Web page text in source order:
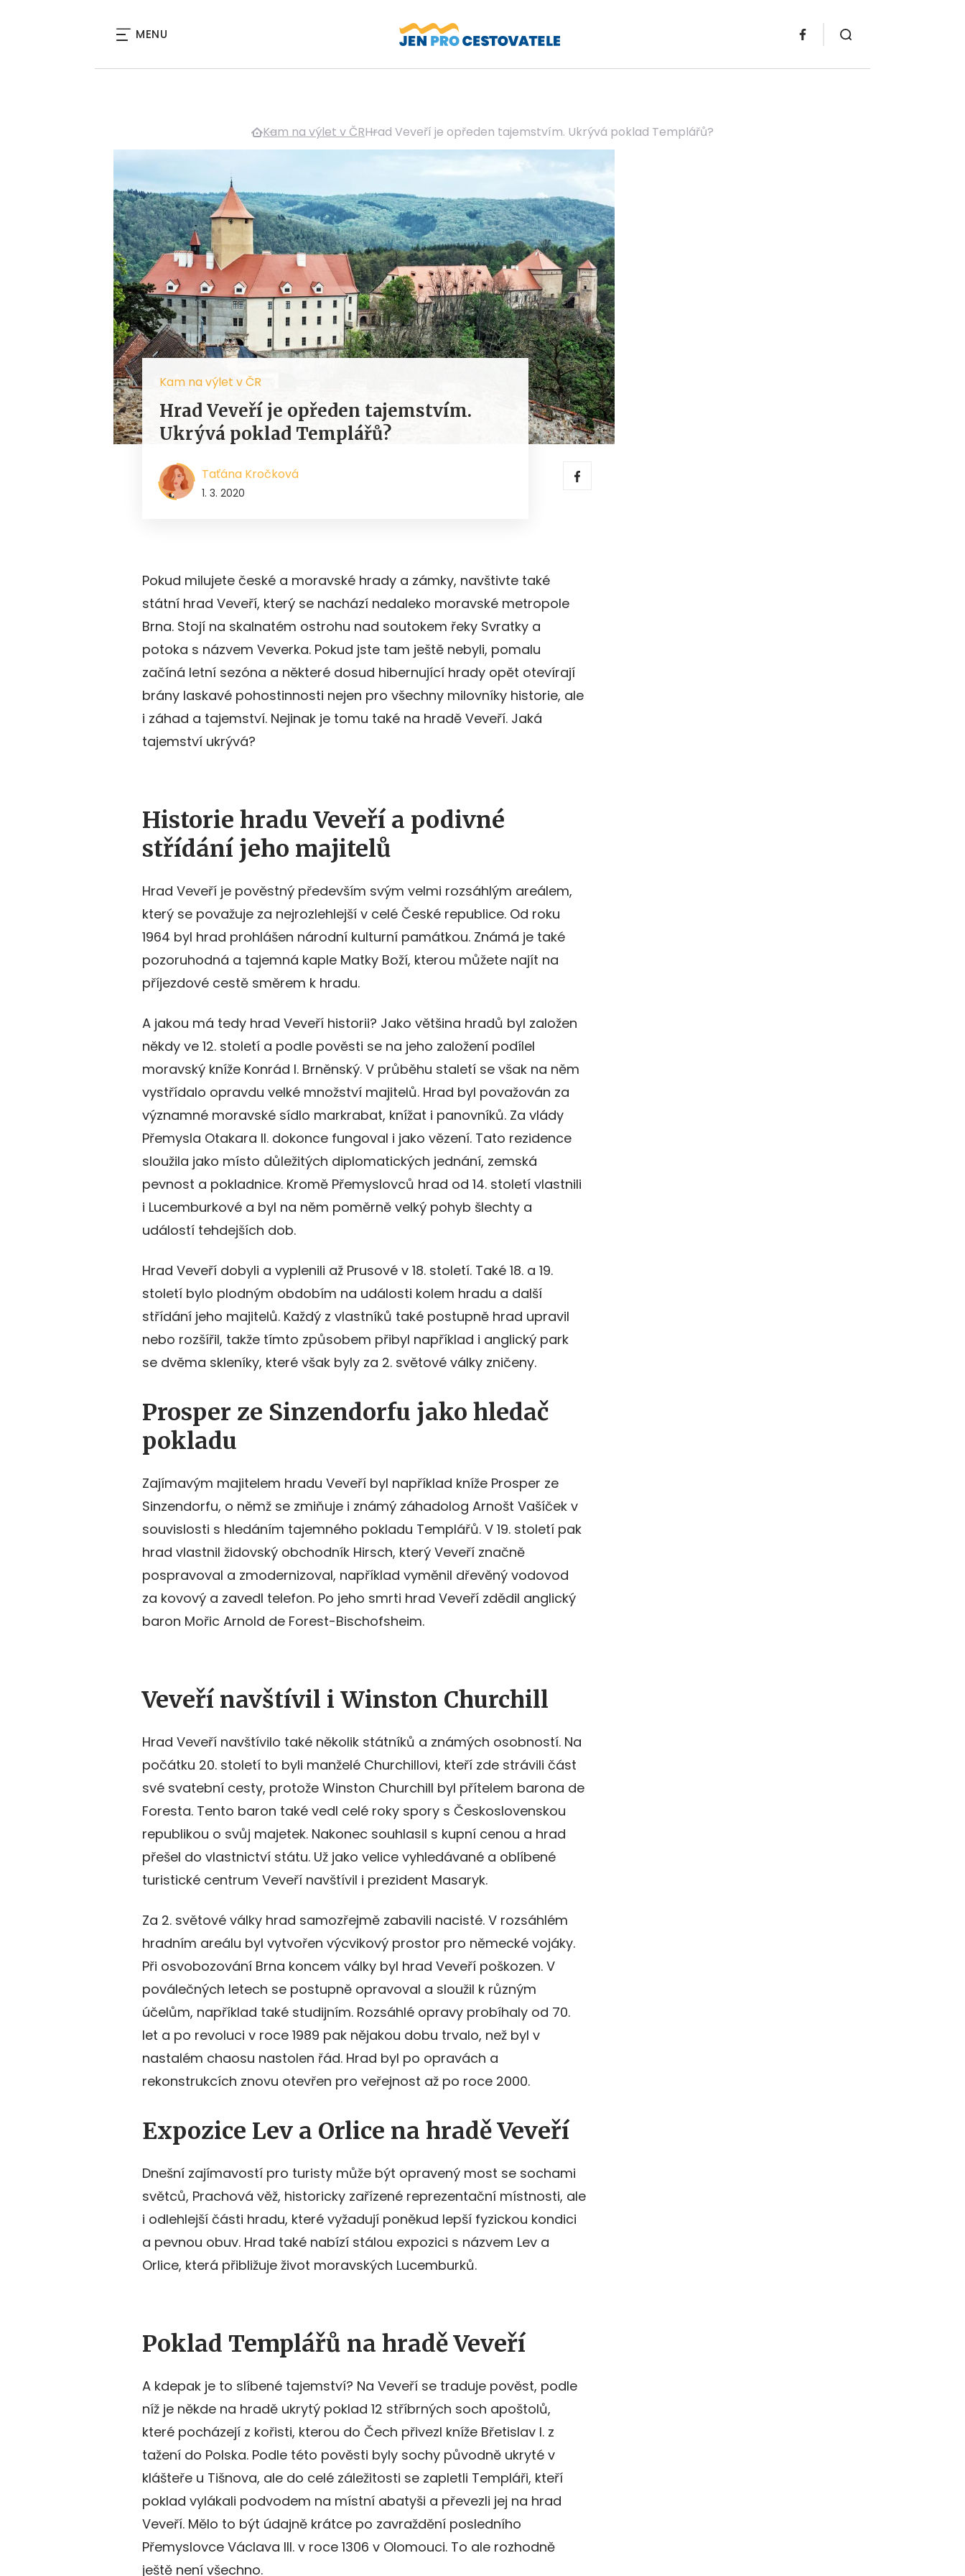
MENU
Kam na výlet v ČRHrad Veveří je opředen tajemstvím. Ukrývá poklad Templářů?
Kam na výlet v ČR
Hrad Veveří je opředen tajemstvím.
Ukrývá poklad Templářů?
Taťána Kročková
1. 3. 2020
Pokud milujete české a moravské hrady a zámky, navštivte také
státní hrad Veveří, který se nachází nedaleko moravské metropole
Brna. Stojí na skalnatém ostrohu nad soutokem řeky Svratky a
potoka s názvem Veverka. Pokud jste tam ještě nebyli, pomalu
začíná letní sezóna a některé dosud hibernující hrady opět otevírají
brány laskavé pohostinnosti nejen pro všechny milovníky historie, ale
i záhad a tajemství. Nejinak je tomu také na hradě Veveří. Jaká
tajemství ukrývá?
Historie hradu Veveří a podivné
střídání jeho majitelů
Hrad Veveří je pověstný především svým velmi rozsáhlým areálem,
který se považuje za nejrozlehlejší v celé České republice. Od roku
1964 byl hrad prohlášen národní kulturní památkou. Známá je také
pozoruhodná a tajemná kaple Matky Boží, kterou můžete najít na
příjezdové cestě směrem k hradu.
A jakou má tedy hrad Veveří historii? Jako většina hradů byl založen
někdy ve 12. století a podle pověsti se na jeho založení podílel
moravský kníže Konrád I. Brněnský. V průběhu staletí se však na něm
vystřídalo opravdu velké množství majitelů. Hrad byl považován za
významné moravské sídlo markrabat, knížat i panovníků. Za vlády
Přemysla Otakara II. dokonce fungoval i jako vězení. Tato rezidence
sloužila jako místo důležitých diplomatických jednání, zemská
pevnost a pokladnice. Kromě Přemyslovců hrad od 14. století vlastnili
i Lucemburkové a byl na něm poměrně velký pohyb šlechty a
událostí tehdejších dob.
Hrad Veveří dobyli a vyplenili až Prusové v 18. století. Také 18. a 19.
století bylo plodným obdobím na události kolem hradu a další
střídání jeho majitelů. Každý z vlastníků také postupně hrad upravil
nebo rozšířil, takže tímto způsobem přibyl například i anglický park
se dvěma skleníky, které však byly za 2. světové války zničeny.
Prosper ze Sinzendorfu jako hledač
pokladu
Zajímavým majitelem hradu Veveří byl například kníže Prosper ze
Sinzendorfu, o němž se zmiňuje i známý záhadolog Arnošt Vašíček v
souvislosti s hledáním tajemného pokladu Templářů. V 19. století pak
hrad vlastnil židovský obchodník Hirsch, který Veveří značně
pospravoval a zmodernizoval, například vyměnil dřevěný vodovod
za kovový a zavedl telefon. Po jeho smrti hrad Veveří zdědil anglický
baron Mořic Arnold de Forest-Bischofsheim.
Veveří navštívil i Winston Churchill
Hrad Veveří navštívilo také několik státníků a známých osobností. Na
počátku 20. století to byli manželé Churchillovi, kteří zde strávili část
své svatební cesty, protože Winston Churchill byl přítelem barona de
Foresta. Tento baron také vedl celé roky spory s Československou
republikou o svůj majetek. Nakonec souhlasil s kupní cenou a hrad
přešel do vlastnictví státu. Už jako velice vyhledávané a oblíbené
turistické centrum Veveří navštívil i prezident Masaryk.
Za 2. světové války hrad samozřejmě zabavili nacisté. V rozsáhlém
hradním areálu byl vytvořen výcvikový prostor pro německé vojáky.
Při osvobozování Brna koncem války byl hrad Veveří poškozen. V
poválečných letech se postupně opravoval a sloužil k různým
účelům, například také studijním. Rozsáhlé opravy probíhaly od 70.
let a po revoluci v roce 1989 pak nějakou dobu trvalo, než byl v
nastalém chaosu nastolen řád. Hrad byl po opravách a
rekonstrukcích znovu otevřen pro veřejnost až po roce 2000.
Expozice Lev a Orlice na hradě Veveří
Dnešní zajímavostí pro turisty může být opravený most se sochami
světců, Prachová věž, historicky zařízené reprezentační místnosti, ale
i odlehlejší části hradu, které vyžadují poněkud lepší fyzickou kondici
a pevnou obuv. Hrad také nabízí stálou expozici s názvem Lev a
Orlice, která přibližuje život moravských Lucemburků.
Poklad Templářů na hradě Veveří
A kdepak je to slíbené tajemství? Na Veveří se traduje pověst, podle
níž je někde na hradě ukrytý poklad 12 stříbrných soch apoštolů,
které pocházejí z kořisti, kterou do Čech přivezl kníže Břetislav I. z
tažení do Polska. Podle této pověsti byly sochy původně ukryté v
klášteře u Tišnova, ale do celé záležitosti se zapletli Templáři, kteří
poklad vylákali podvodem na místní abatyši a převezli jej na hrad
Veveří. Mělo to být údajně krátce po zavraždění posledního
Přemyslovce Václava III. v roce 1306 v Olomouci. To ale rozhodně
ještě není všechno.